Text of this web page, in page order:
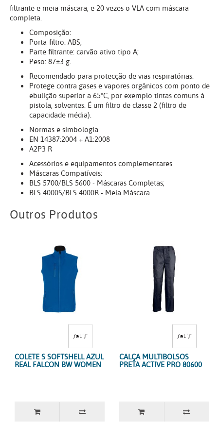
filtrante e meia máscara, e 20 vezes o VLA com máscara
completa.
Composição:
Porta-filtro: ABS;
Parte filtrante: carvão ativo tipo A;
Peso: 87±3 g.
Recomendado para protecção de vias respiratórias.
Protege contra gases e vapores orgânicos com ponto de
ebulição superior a 65ºC, por exemplo tintas comuns à
pistola, solventes. É um filtro de classe 2 (filtro de
capacidade média).
Normas e simbologia
EN 14387:2004 + A1:2008
A2P3 R
Acessórios e equipamentos complementares
Máscaras Compatíveis:
BLS 5700/BLS 5600 - Máscaras Completas;
BLS 4000S/BLS 4000R - Meia Máscara.
Outros Produtos
COLETE S SOFTSHELL AZUL
REAL FALCON BW WOMEN
CALÇA MULTIBOLSOS
PRETA ACTIVE PRO 80600